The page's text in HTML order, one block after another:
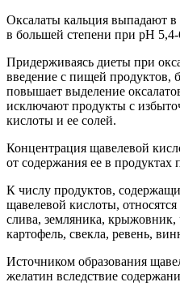
Оксалаты кальция выпадают
в большей степени при рН 5,4-
Придерживаясь диеты при
введение с пищей продуктов,
повышает выделение
исключают продукты с
кислоты и ее солей.
Концентрация щавелевой
от содержания ее в продуктах
К числу продуктов,
щавелевой кислоты,
слива, земляника,
картофель, свекла, ревень,
Источником образования
желатин вследствие